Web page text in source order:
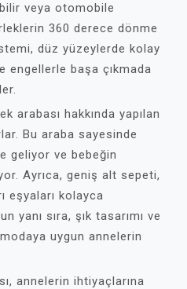
veya otomobile
360 derece dönme
düz yüzeylerde kolay
engellerle başa çıkmada
arabası hakkında yapılan
Bu araba sayesinde
geliyor ve bebeğin
Ayrıca, geniş alt sepeti,
eşyaları kolayca
yanı sıra, şık tasarımı ve
uygun annelerin
annelerin ihtiyaçlarına